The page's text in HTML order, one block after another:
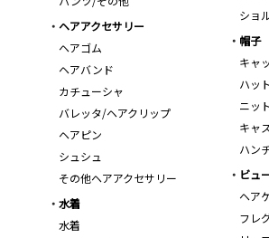
ショ
ヘアアクセサリー
ヘアゴム
ヘアバンド
カチューシャ
バレッタ/ヘアクリップ
ヘアピン
シュシュ
その他ヘアアクセサリー
帽子
キャ
ハット
ニッ
キャ
ハン
ビュ
ヘア
フレ
水着
水着